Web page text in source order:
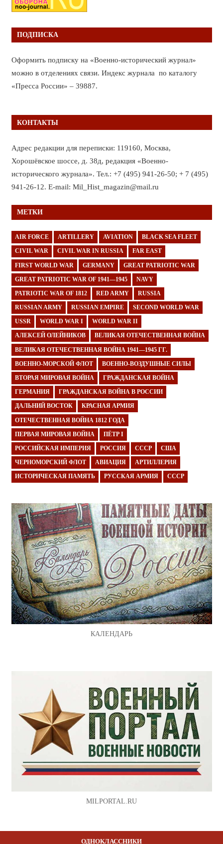
ПОДПИСКА
Оформить подписку на «Военно-исторический журнал»
можно в отделениях связи. Индекс журнала по каталогу
«Пресса России» – 39887.
КОНТАКТЫ
Адрес редакции для переписки: 119160, Москва,
Хорошёвское шоссе, д. 38д, редакция «Военно-
исторического журнала». Тел.: +7 (495) 941-26-50; + 7 (495)
941-26-12. E-mail: Mil_Hist_magazin@mail.ru
МЕТКИ
AIR FORCE ARTILLERY AVIATION BLACK SEA FLEET
CIVIL WAR CIVIL WAR IN RUSSIA FAR EAST
FIRST WORLD WAR GERMANY GREAT PATRIOTIC WAR
GREAT PATRIOTIC WAR OF 1941—1945 NAVY
PATRIOTIC WAR OF 1812 RED ARMY RUSSIA
RUSSIAN ARMY RUSSIAN EMPIRE SECOND WORLD WAR
USSR WORLD WAR I WORLD WAR II
АЛЕКСЕЙ ОЛЕЙНИКОВ ВЕЛИКАЯ ОТЕЧЕСТВЕННАЯ ВОЙНА
ВЕЛИКАЯ ОТЕЧЕСТВЕННАЯ ВОЙНА 1941—1945 ГГ.
ВОЕННО-МОРСКОЙ ФЛОТ ВОЕННО-ВОЗДУШНЫЕ СИЛЫ
ВТОРАЯ МИРОВАЯ ВОЙНА ГРАЖДАНСКАЯ ВОЙНА
ГЕРМАНИЯ ГРАЖДАНСКАЯ ВОЙНА В РОССИИ
ДАЛЬНИЙ ВОСТОК КРАСНАЯ АРМИЯ
ОТЕЧЕСТВЕННАЯ ВОЙНА 1812 ГОДА
ПЕРВАЯ МИРОВАЯ ВОЙНА ПЁТР I
РОССИЙСКАЯ ИМПЕРИЯ РОССИЯ СССР США
ЧЕРНОМОРСКИЙ ФЛОТ АВИАЦИЯ АРТИЛЛЕРИЯ
ИСТОРИЧЕСКАЯ ПАМЯТЬ РУССКАЯ АРМИЯ СССР
КАЛЕНДАРЬ
MILPORTAL.RU
ОДНОКЛАССНИКИ